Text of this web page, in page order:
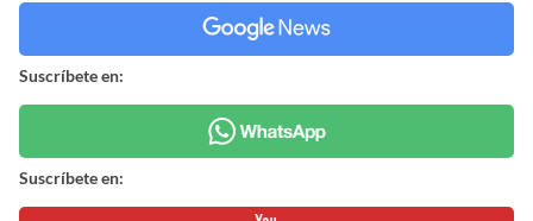
Suscríbete en:
Suscríbete en: